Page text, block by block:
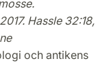
Hassle 32:18,
och antikens